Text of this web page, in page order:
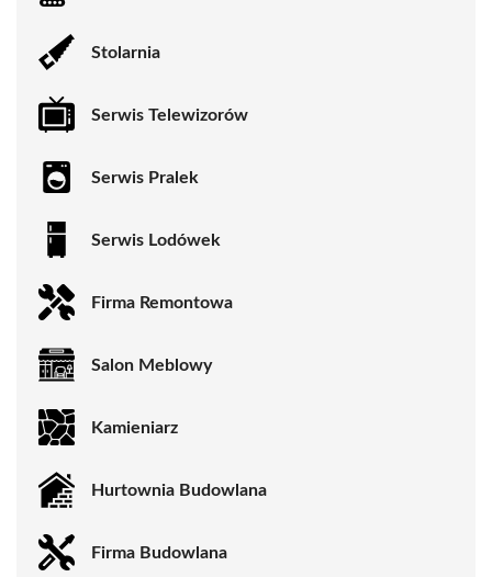
Stolarnia
Serwis Telewizorów
Serwis Pralek
Serwis Lodówek
Firma Remontowa
Salon Meblowy
Kamieniarz
Hurtownia Budowlana
Firma Budowlana